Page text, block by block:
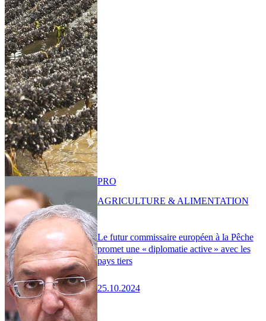
Le futur commissaire européen à la Pêche
promet une « diplomatie active » avec les
pays tiers
25.10.2024
PRO
AGRICULTURE & ALIMENTATION